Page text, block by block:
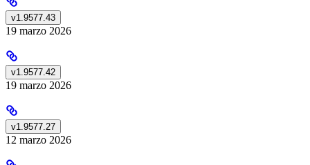
v1.9577.43
19 marzo 2026
v1.9577.42
19 marzo 2026
v1.9577.27
12 marzo 2026